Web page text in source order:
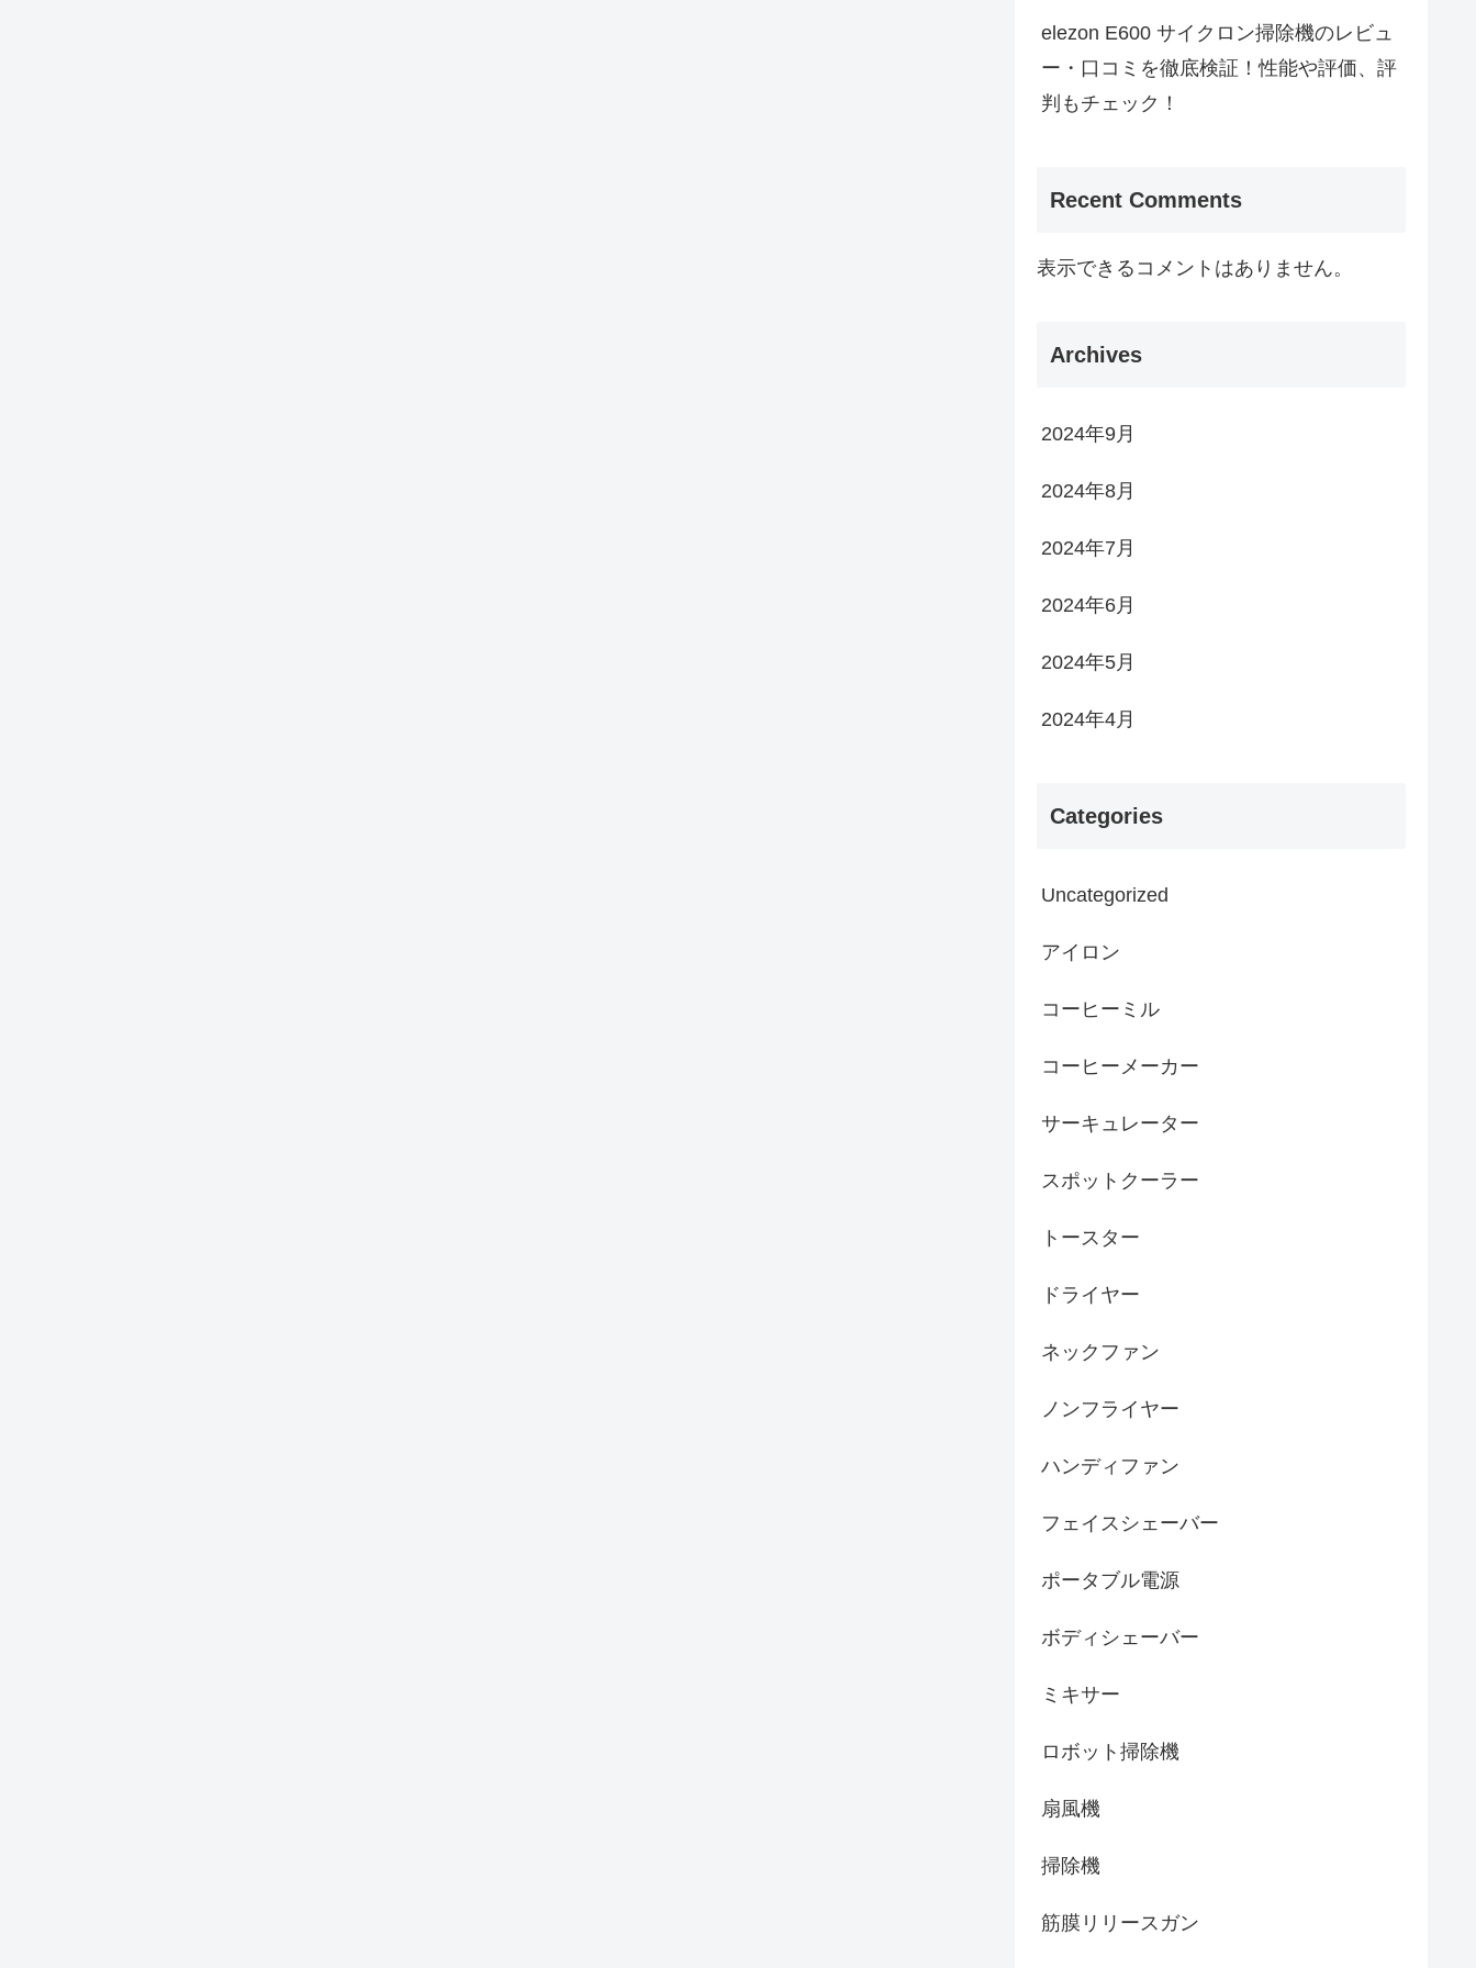
elezon E600 サイクロン掃除機のレビュ
ー・口コミを徹底検証！性能や評価、評
判もチェック！
Recent Comments
表示できるコメントはありません。
Archives
2024年9月
2024年8月
2024年7月
2024年6月
2024年5月
2024年4月
Categories
Uncategorized
アイロン
コーヒーミル
コーヒーメーカー
サーキュレーター
スポットクーラー
トースター
ドライヤー
ネックファン
ノンフライヤー
ハンディファン
フェイスシェーバー
ポータブル電源
ボディシェーバー
ミキサー
ロボット掃除機
扇風機
掃除機
筋膜リリースガン